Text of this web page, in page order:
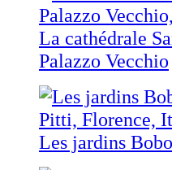
La cathédrale
Palazzo Vecchio
Les jardins